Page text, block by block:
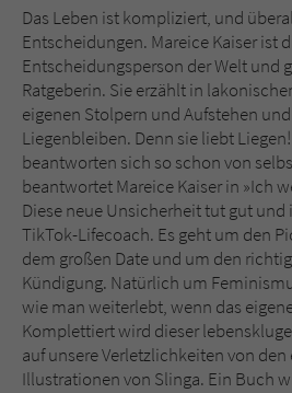
Das Leben ist kompliziert, und
Entscheidungen. Mareice Kaiser ist
Entscheidungsperson der Welt und
Ratgeberin. Sie erzählt in
eigenen Stolpern und Aufstehen
Liegenbleiben. Denn sie liebt
beantworten sich so schon von
beantwortet Mareice Kaiser in »Ich
Diese neue Unsicherheit tut gut und
TikTok-Lifecoach. Es geht um den
dem großen Date und um den
Kündigung. Natürlich um
wie man weiterlebt, wenn das
Komplettiert wird dieser
auf unsere Verletzlichkeiten von
Illustrationen von Slinga. Ein Buch
Name fe_typo_user
Anbieter Literatur-Couch
Laufzeit Session
Zweck
Dieses Cookie
Kommunikation der
Benutzer. Es wird
Sicherheitscode des
überprüfen.